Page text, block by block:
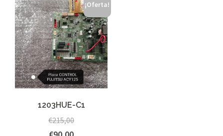
¡Oferta!
1203HUE-C1
€215,00